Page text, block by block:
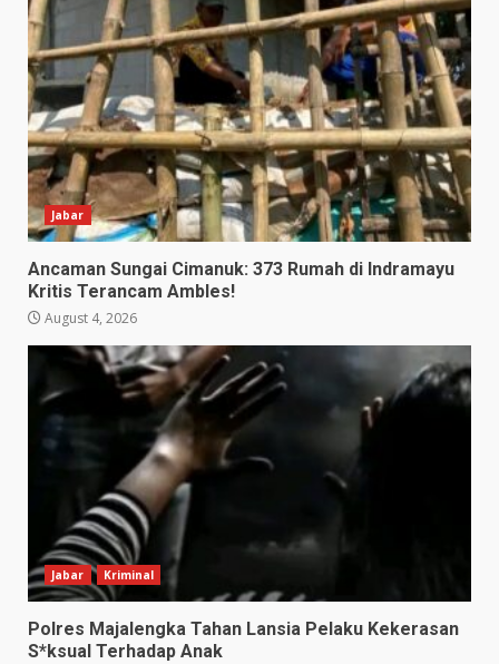
Jabar
Ancaman Sungai Cimanuk: 373 Rumah di Indramayu
Kritis Terancam Ambles!
August 4, 2026
Jabar Kriminal
Polres Majalengka Tahan Lansia Pelaku Kekerasan
S*ksual Terhadap Anak